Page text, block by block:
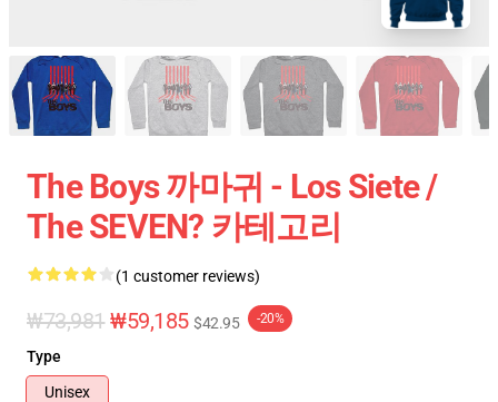
The Boys 까마귀 - Los Siete /
The SEVEN? 카테고리
(1 customer reviews)
₩73,981 ₩59,185 $42.95 -20%
Type
Unisex